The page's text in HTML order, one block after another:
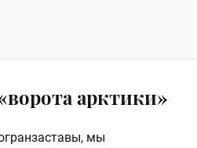
арктики»
мы